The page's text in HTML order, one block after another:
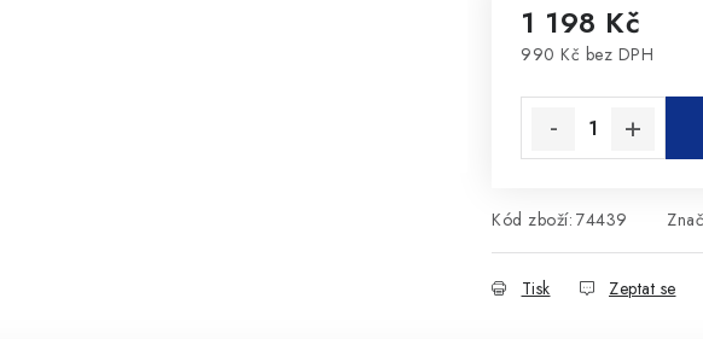
1 198 Kč
990 Kč bez DPH
Kód zboží: 74439
Tisk Zeptat se